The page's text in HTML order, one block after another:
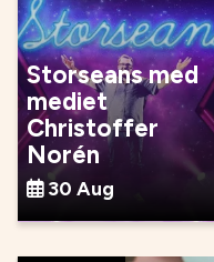
Storseans med
mediet
Christoffer
Norén
30 Aug